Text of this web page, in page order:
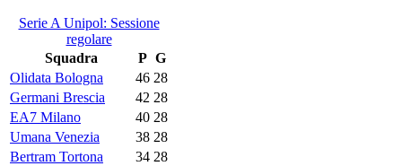
Serie A Unipol: Sessione
regolare
Squadra
P G
Olidata Bologna
46 28
Germani Brescia
42 28
EA7 Milano
40 28
Umana Venezia
38 28
Bertram Tortona
34 28